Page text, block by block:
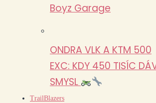
Boyz Garage
ONDRA VLK A KTM 500
EXC: KDY 450 TISÍC
SMYSL
TrailBlazers